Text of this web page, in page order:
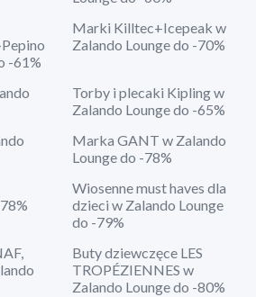
-61%
Marki Killtec+Icepeak w
Zalando Lounge do -70%
Torby i plecaki Kipling w
Zalando Lounge do -65%
Marka GANT w Zalando
Lounge do -78%
Wiosenne must haves dla
dzieci w Zalando Lounge
do -79%
Buty dziewczęce LES
TROPÉZIENNES w
Zalando Lounge do -80%